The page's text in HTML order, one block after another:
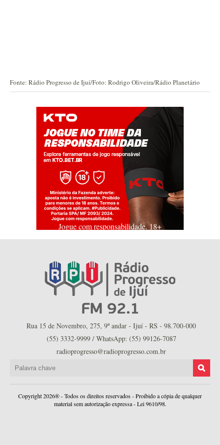
Fonte: Rádio Progresso de Ijuí/Foto: Rodrigo Oliveira/Rádio Planetário
Jogue com responsabilidade. 18+
Rua 15 de Novembro, 275, 9º andar - Ijuí - RS - 98.700-000
(55) 3332-9999 / WhatsApp: (55) 99126-7087
radioprogresso@radioprogresso.com.br
Copyright 2026® - Todos os direitos reservados - Proibido a cópia de qualquer
material sem autorização expressa - Lei 9610/98.